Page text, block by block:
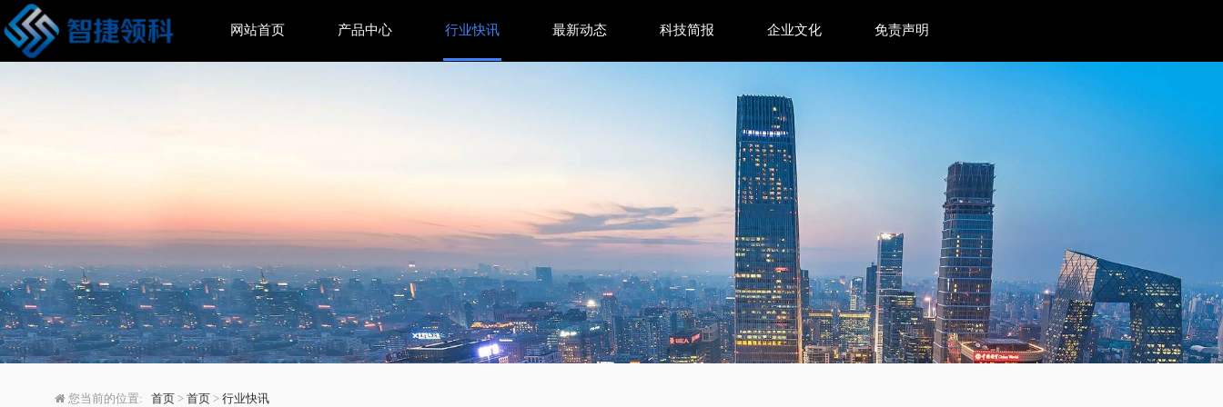
扫地机器人巨头iRobot申请破产保护，中国品牌冲击全球市场
网站首页 产品中心 行业快讯 最新动态 科技简报 企业文化 免责声明
您当前的位置: 首页 > 首页 > 行业快讯